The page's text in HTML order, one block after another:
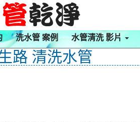
洗水管 案例 水管清洗 影片
路 清洗水管